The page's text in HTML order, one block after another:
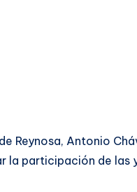
Reynosa, Antonio
participación de las